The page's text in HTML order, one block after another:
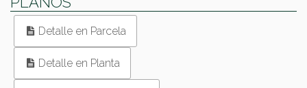
Detalle en Parcela
Detalle en Planta